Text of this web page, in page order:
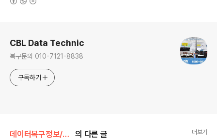
CBL Data Technic
복구문의 010-7121-8838
구독하기
데이터복구정보/복구프로그램 의 다른 글 더보기